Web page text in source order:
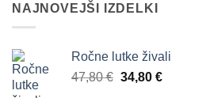
NAJNOVEJŠI IZDELKI
Ročne lutke živali
47,80€ Izvirna
34,80 €Trenutna